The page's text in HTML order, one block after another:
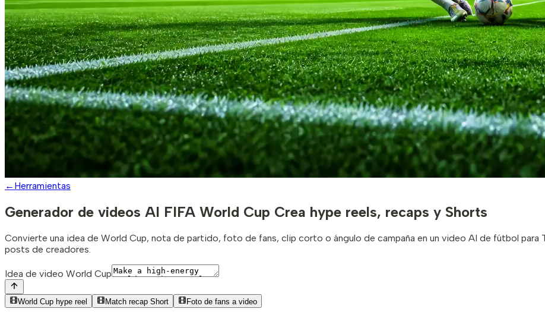
← Herramientas
Generador de videos AI FIFA World Cup Crea hype reels, recaps y Shorts
Convierte una idea de World Cup, nota de partido, foto de fans, clip corto o ángulo de campaña en un video AI de fútbol para
posts de creadores.
Idea de video World Cup
World Cup hype reel Match recap Short Foto de fans a video